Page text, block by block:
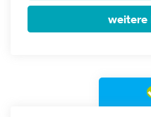
weitere